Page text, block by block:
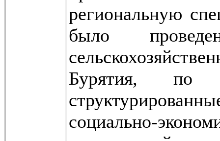
региональную
было
Бурятия, по
социально-